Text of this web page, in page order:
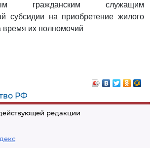
РФ
редакции
гражданским служащим
субсидии на приобретение жилого
их полномочий